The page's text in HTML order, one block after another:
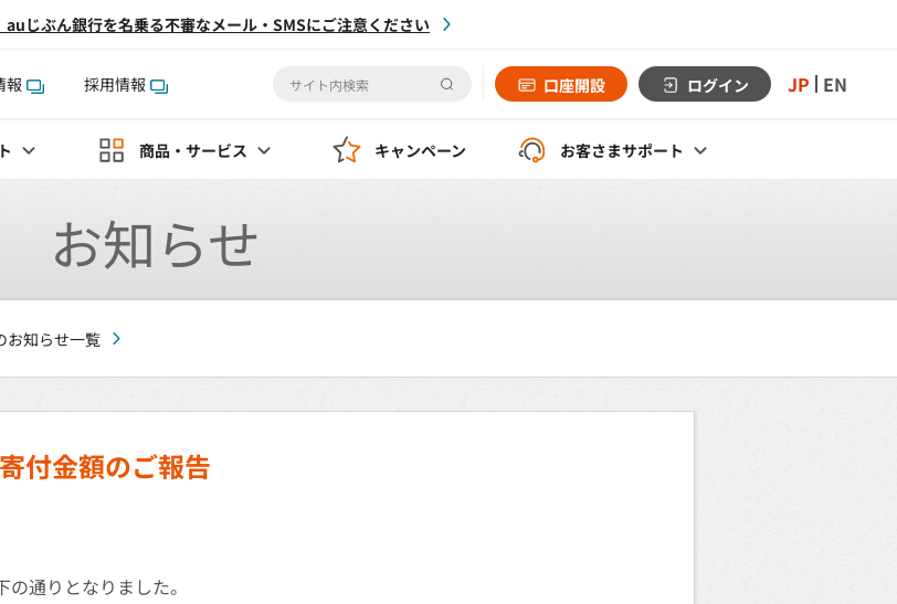
じぶん銀行を名乗る不審なメール・SMSにご注意ください
報 採用情報 口座開設 ログイン JP EN
商品・サービス キャンペーン お客さまサポート
お知らせ
お知らせ一覧
付金額のご報告
通りとなりました。